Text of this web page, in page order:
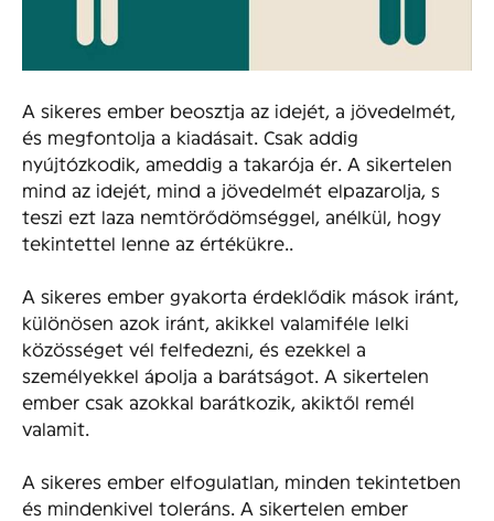
A sikeres ember beosztja az idejét, a jövedelmét,
és megfontolja a kiadásait. Csak addig
nyújtózkodik, ameddig a takarója ér. A sikertelen
mind az idejét, mind a jövedelmét elpazarolja, s
teszi ezt laza nemtörődömséggel, anélkül, hogy
tekintettel lenne az értékükre..
A sikeres ember gyakorta érdeklődik mások iránt,
különösen azok iránt, akikkel valamiféle lelki
közösséget vél felfedezni, és ezekkel a
személyekkel ápolja a barátságot. A sikertelen
ember csak azokkal barátkozik, akiktől remél
valamit.
A sikeres ember elfogulatlan, minden tekintetben
és mindenkivel toleráns. A sikertelen ember